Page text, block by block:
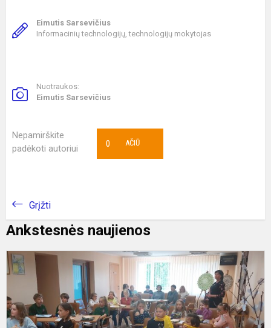
Eimutis Sarsevičius
Informacinių technologijų, technologijų mokytojas
Nuotraukos:
Eimutis Sarsevičius
Nepamirškite
padėkoti autoriui
AČIŪ
0
Grįžti
Ankstesnės naujienos